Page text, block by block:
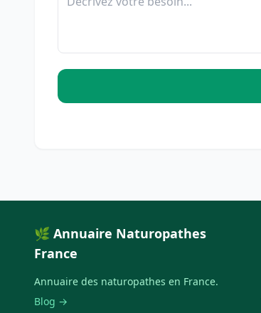
🌿 Annuaire Naturopathes
France
Annuaire des naturopathes en France.
Blog →